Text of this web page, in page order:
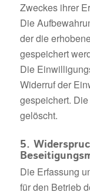
Zweckes ihrer
Die
der die
gespeichert
Die
Widerruf der
gespeichert.
gelöscht.
5.
Die Erfassung
für den Betrieb